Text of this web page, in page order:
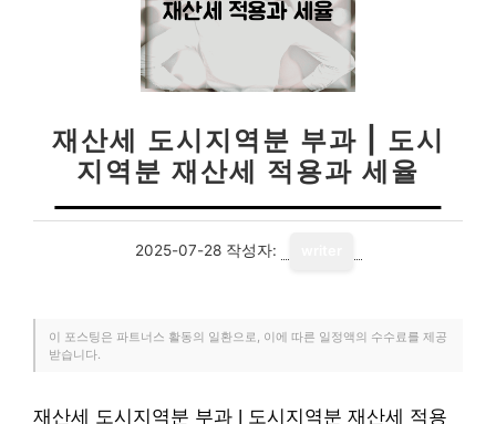
재산세 도시지역분 부과 | 도시
지역분 재산세 적용과 세율
2025-07-28 작성자:
이 포스팅은 파트너스 활동의 일환으로, 이에 따른 일정액의 수수료를 제공
받습니다.
재산세 도시지역분 부과 | 도시지역분 재산세 적용